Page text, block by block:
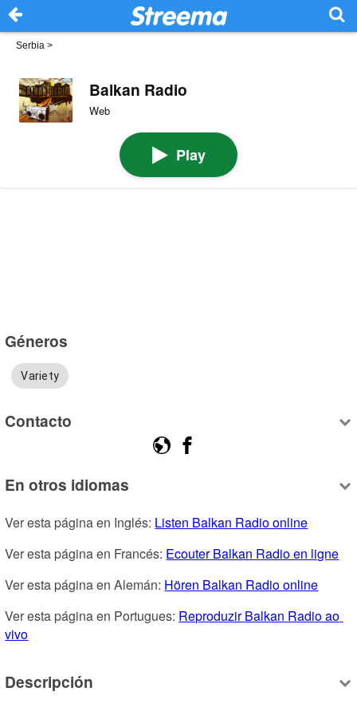
Serbia >
Balkan Radio
Web
Play
Géneros
Variety
Contacto
En otros idiomas
Ver esta página en Inglés: Listen Balkan Radio online
Ver esta página en Francés: Ecouter Balkan Radio en ligne
Ver esta página en Alemán: Hören Balkan Radio online
Ver esta página en Portugues: Reproduzir Balkan Radio ao
vivo
Descripción